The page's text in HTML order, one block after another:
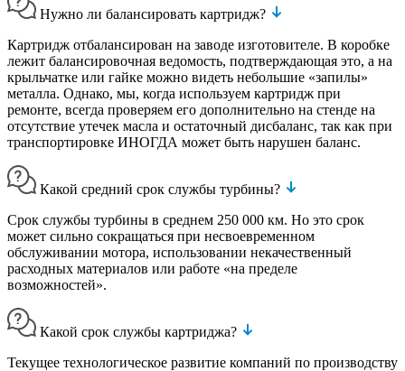
Нужно ли балансировать картридж?
Картридж отбалансирован на заводе изготовителе. В коробке
лежит балансировочная ведомость, подтверждающая это, а на
крыльчатке или гайке можно видеть небольшие «запилы»
металла. Однако, мы, когда используем картридж при
ремонте, всегда проверяем его дополнительно на стенде на
отсутствие утечек масла и остаточный дисбаланс, так как при
транспортировке ИНОГДА может быть нарушен баланс.
Какой средний срок службы турбины?
Срок службы турбины в среднем 250 000 км. Но это срок
может сильно сокращаться при несвоевременном
обслуживании мотора, использовании некачественный
расходных материалов или работе «на пределе
возможностей».
Какой срок службы картриджа?
Текущее технологическое развитие компаний по производству